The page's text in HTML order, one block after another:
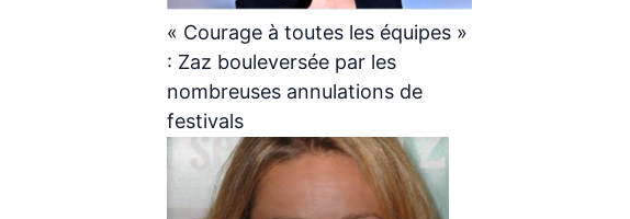
« Courage à toutes les équipes »
: Zaz bouleversée par les
nombreuses annulations de
festivals